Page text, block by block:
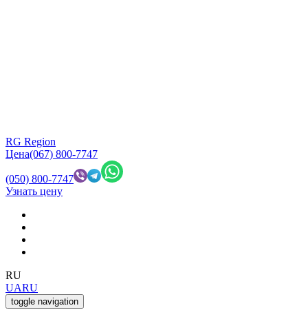
RG Region
Цена(067) 800-7747
(050) 800-7747
Узнать цену
RU
UARU
toggle navigation